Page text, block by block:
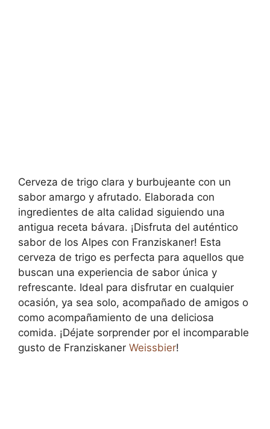
Cerveza de trigo clara y burbujeante con un
sabor amargo y afrutado. Elaborada con
ingredientes de alta calidad siguiendo una
antigua receta bávara. ¡Disfruta del auténtico
sabor de los Alpes con Franziskaner! Esta
cerveza de trigo es perfecta para aquellos que
buscan una experiencia de sabor única y
refrescante. Ideal para disfrutar en cualquier
ocasión, ya sea solo, acompañado de amigos o
como acompañamiento de una deliciosa
comida. ¡Déjate sorprender por el incomparable
gusto de Franziskaner Weissbier!